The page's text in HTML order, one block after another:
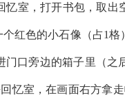
室，打开书包，取出
红色的小石像（占1
口旁边的箱子里（
忆室，在画面右方拿